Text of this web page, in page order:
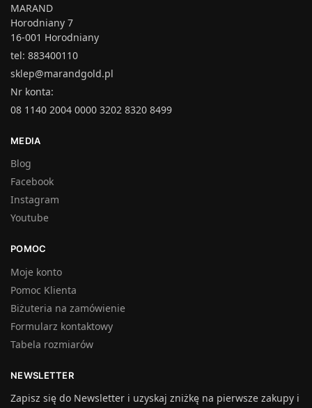
MARAND
Horodniany 7
16-001 Horodniany
tel: 883400110
sklep@marandgold.pl
Nr konta:
08 1140 2004 0000 3202 8320 8499
MEDIA
Blog
Facebook
Instagram
Youtube
POMOC
Moje konto
Pomoc Klienta
Biżuteria na zamówienie
Formularz kontaktowy
Tabela rozmiarów
NEWSLETTER
Zapisz się do Newsletter i uzyskaj zniżkę na pierwsze zakupy i